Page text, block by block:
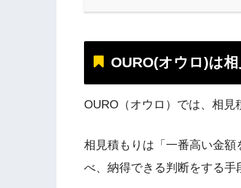
OURO(オウロ)は
OURO（オウロ）では、相見
相見積もりは「一番高い金
べ、納得できる判断をする手